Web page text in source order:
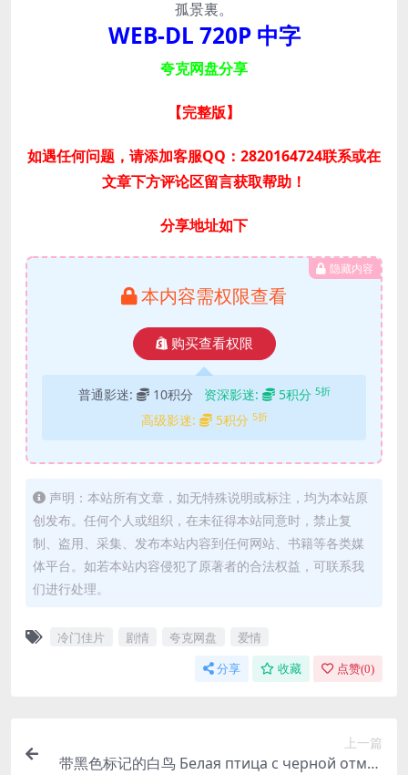
孤景裏。
WEB-DL 720P 中字
夸克网盘分享
【完整版】
如遇任何问题，请添加客服QQ：2820164724联系或在
文章下方评论区留言获取帮助！
分享地址如下
隐藏内容
本内容需权限查看
购买查看权限
普通影迷: 10积分 资深影迷: 5积分 5折
高级影迷: 5积分 5折
声明：本站所有文章，如无特殊说明或标注，均为本站原
创发布。任何个人或组织，在未征得本站同意时，禁止复
制、盗用、采集、发布本站内容到任何网站、书籍等各类媒
体平台。如若本站内容侵犯了原著者的合法权益，可联系我
们进行处理。
冷门佳片 剧情 夸克网盘 爱情
分享 收藏 点赞(0)
上一篇
带黑色标记的白鸟 Белая птица с черной отмет